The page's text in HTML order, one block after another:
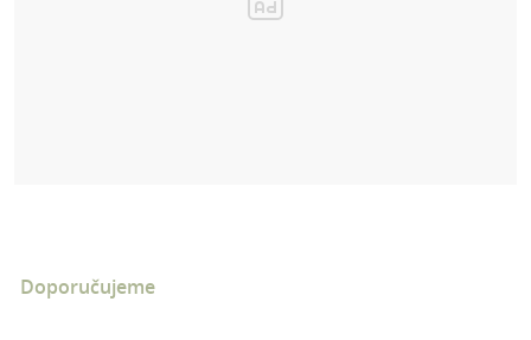
Doporučujeme